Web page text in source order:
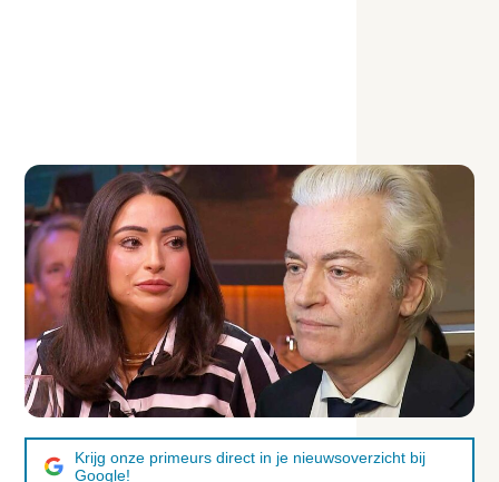
Krijg onze primeurs direct in je nieuwsoverzicht bij
Google!